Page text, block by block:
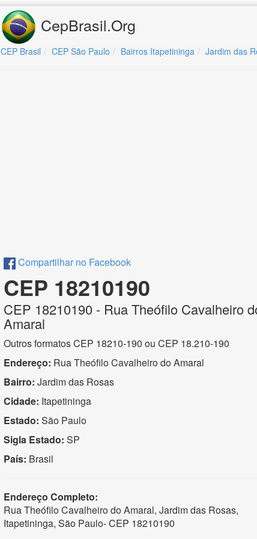
CepBrasil.Org
CEP Brasil CEP São Paulo Bairros Itapetininga Jardim das
Compartilhar no Facebook
CEP 18210190
CEP 18210190 - Rua Theófilo Cavalheiro
Amaral
Outros formatos CEP 18210-190 ou CEP 18.210-190
Endereço: Rua Theófilo Cavalheiro do Amaral
Bairro: Jardim das Rosas
Cidade: Itapetininga
Estado: São Paulo
Sigla Estado: SP
País: Brasil
Endereço Completo:
Rua Theófilo Cavalheiro do Amaral, Jardim das Rosas,
Itapetininga, São Paulo- CEP 18210190